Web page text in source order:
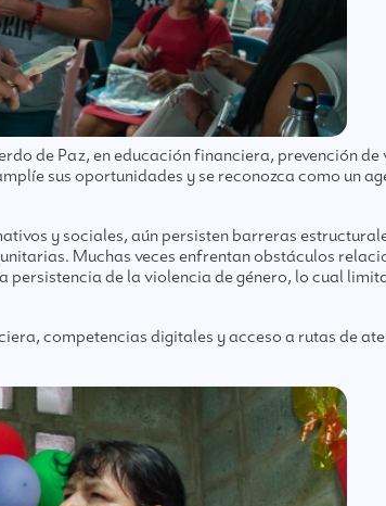
de Paz, en educación financiera, prevención
sus oportunidades y se reconozca como un
y sociales, aún persisten barreras
Muchas veces enfrentan obstáculos
de la violencia de género, lo cual
competencias digitales y acceso a rutas de